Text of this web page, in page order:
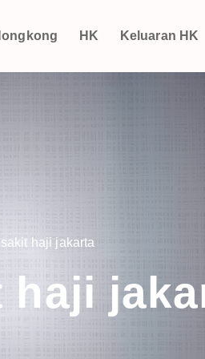
HK Keluaran HK
haji jakarta
haji